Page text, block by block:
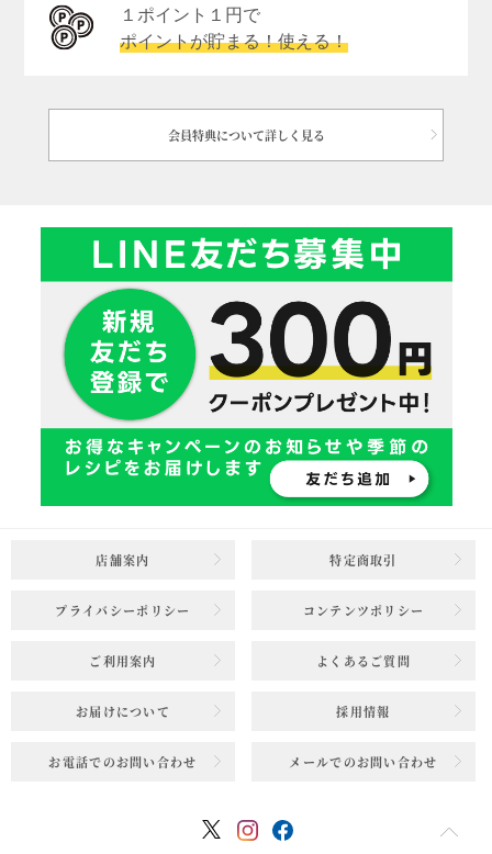
１ポイント１円で
ポイントが貯まる！使える！
会員特典について詳しく見る
店舗案内 特定商取引
プライバシーポリシー コンテンツポリシー
ご利用案内 よくあるご質問
お届けについて 採用情報
お電話でのお問い合わせ メールでのお問い合わせ